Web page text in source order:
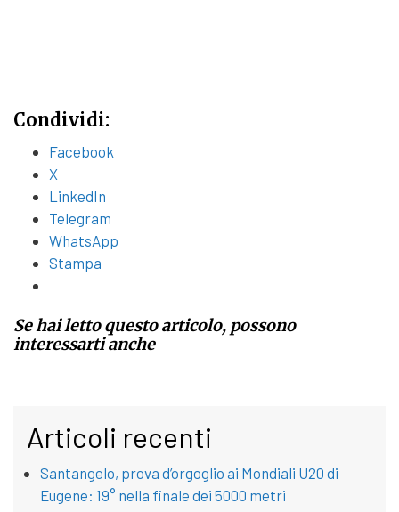
Condividi:
Facebook
X
LinkedIn
Telegram
WhatsApp
Stampa
Se hai letto questo articolo, possono
interessarti anche
Articoli recenti
Santangelo, prova d’orgoglio ai Mondiali U20 di
Eugene: 19° nella finale dei 5000 metri